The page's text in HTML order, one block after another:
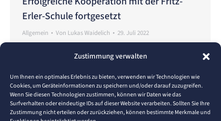
Zustimmung verwalten
Um Ihnen ein optimales Erlebnis zu bieten, verwenden wir Technologien wie
Cookies, um Geräteinformationen zu speichern und/oder darauf zuzugreifen.
Wenn Sie diesen Technologien zustimmen, können wir Daten wie das
Surfverhalten oder eindeutige IDs auf dieser Website verarbeiten. Sollten Sie Ihre
Zustimmung nicht erteilen oder zurückziehen, können bestimmte Merkmale und
Erler-Schule fortgesetzt
Allgemein Von Lukas Waidelich 29. Juli 2022
Hauptreisezeit in Deutschland. Nach
herausfordernden Pandemiejahren zieht es viele
Urlauber in die weite Welt. Eine Flugreise ist in den
meisten Fällen unumgänglich, um die Sehnsucht
nach Fernweh zu erfüllen. Gleichzeitig erlebt